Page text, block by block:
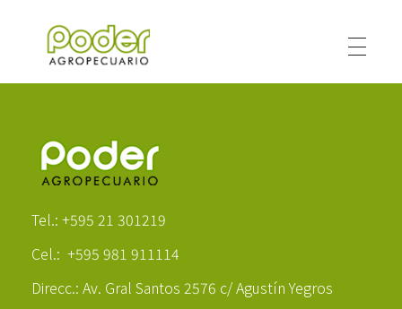
Tel.: +595 21 301219
Cel.: +595 981 911114
Direcc.: Av. Gral Santos 2576 c/ Agustín Yegros